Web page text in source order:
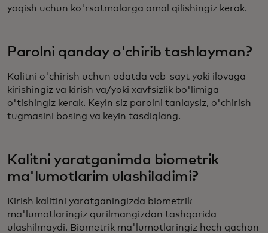
yoqish uchun ko'rsatmalarga amal qilishingiz kerak.
Parolni qanday o'chirib tashlayman?
Kalitni o'chirish uchun odatda veb-sayt yoki ilovaga
kirishingiz va kirish va/yoki xavfsizlik bo'limiga
o'tishingiz kerak. Keyin siz parolni tanlaysiz, o'chirish
tugmasini bosing va keyin tasdiqlang.
Kalitni yaratganimda biometrik
ma'lumotlarim ulashiladimi?
Kirish kalitini yaratganingizda biometrik
ma'lumotlaringiz qurilmangizdan tashqarida
ulashilmaydi. Biometrik ma'lumotlaringiz hech qachon